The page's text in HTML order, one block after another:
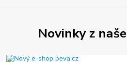
Novinky z